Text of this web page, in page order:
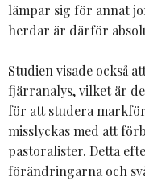
lämpar sig för annat
herdar är därför
Studien visade också
fjärranalys, vilket är
för att studera
misslyckas med att
pastoralister. Detta
förändringarna och